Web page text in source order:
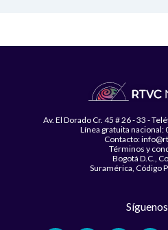
Av. El Dorado Cr. 45 # 26 - 33 -
Línea gratuita nacional:
Contacto:
Términos y
Bogotá D.C.,
Suramérica, Código